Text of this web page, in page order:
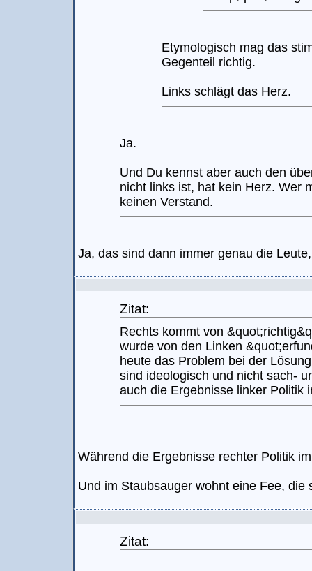
Etymologisch mag das
Gegenteil richtig.
Links schlägt das Herz.
Ja.
Und Du kennst aber auch den
nicht links ist, hat kein Herz. Wer
keinen Verstand.
Ja, das sind dann immer genau die
Zitat:
Rechts kommt von
wurde von den Linken
heute das Problem bei der
sind ideologisch und nicht sach-
auch die Ergebnisse linker Politik
Während die Ergebnisse rechter Politik
Und im Staubsauger wohnt eine Fee, die
Zitat: